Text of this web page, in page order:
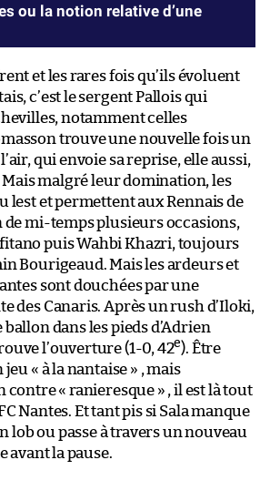
ou la notion relative d’une
et les rares fois qu’ils évoluent
c’est le sergent Pallois qui
notamment celles
trouve une nouvelle fois un
qui envoie sa reprise, elle aussi,
Mais malgré leur domination, les
lest et permettent aux Rennais de
de mi-temps plusieurs occasions,
puis Wahbi Khazri, toujours
Bourigeaud. Mais les ardeurs et
sont douchées par une
des Canaris. Après un rush d’Iloki,
dans les pieds d’Adrien
l’ouverture (1-0, 42e). Être
« à la nantaise » , mais
« ranieresque » , il est là tout
Nantes. Et tant pis si Sala manque
lob ou passe à travers un nouveau
avant la pause.